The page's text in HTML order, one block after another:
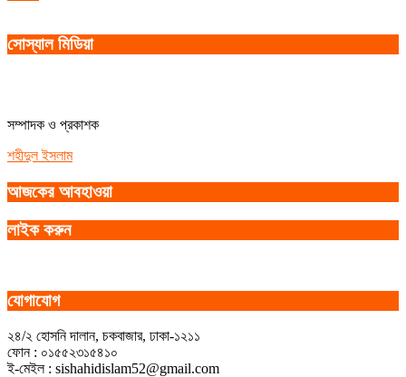
সোস্যাল মিডিয়া
সম্পাদক ও প্রকাশক
শহীদুল ইসলাম
আজকের আবহাওয়া
লাইক করুন
যোগাযোগ
২৪/২ হোসনি দালান, চকবাজার, ঢাকা-১২১১
ফোন : ০১৫৫২৩১৫৪১০
ই-মেইল : sishahidislam52@gmail.com